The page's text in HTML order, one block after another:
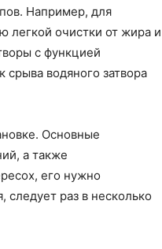
Например, для
легкой очистки от жира и
с функцией
водяного затвора
Основные
а также
его нужно
следует раз в несколько